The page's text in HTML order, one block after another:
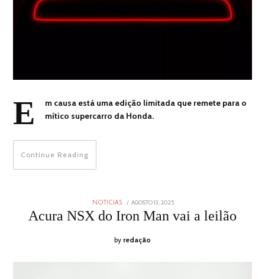
E
m causa está uma edição limitada que remete para o
mítico supercarro da Honda.
Continue Reading
NOTICIAS
POSTED
AGOSTO 13, 2025
2025
Acura NSX do Iron Man vai a leilão
by redação